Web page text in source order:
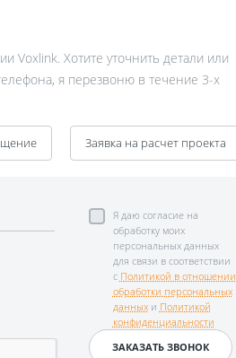
Voxlink. Хотите уточнить детали или
я перезвоню в течение 3-х
Я даю согласие на
обработку моих
персональных данных
для связи в соответствии
с Политикой в отношении
обработки персональных
данныхи Политикой
конфиденциальности
Заявка на расчет проекта